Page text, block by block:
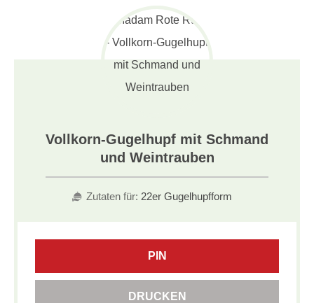
Vollkorn-Gugelhupf mit Schmand
und Weintrauben
Zutaten für: 22er Gugelhupfform
PIN
DRUCKEN